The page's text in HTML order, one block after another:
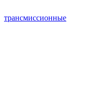
трансмиссионные